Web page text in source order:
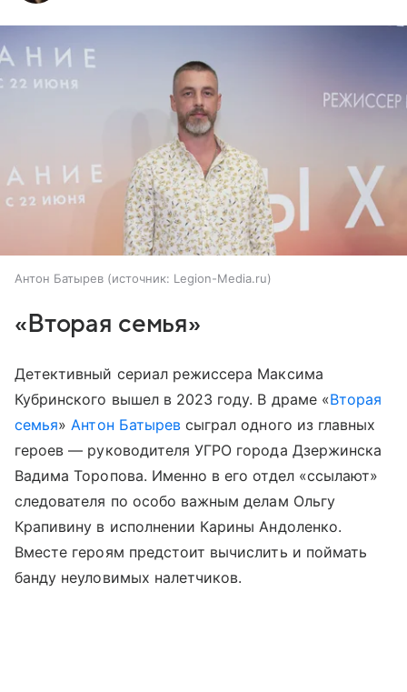
Антон Батырев источник: Legion-Media.ru
«Вторая семья»
Детективный сериал режиссера Максима
Кубринского вышел в 2023 году. В драме «Вторая
семья» Антон Батыревсыграл одного из главных
героев — руководителя УГРО города Дзержинска
Вадима Торопова. Именно в его отдел «ссылают»
следователя по особо важным делам Ольгу
Крапивину в исполнении Карины Андоленко.
Вместе героям предстоит вычислить и поймать
банду неуловимых налетчиков.